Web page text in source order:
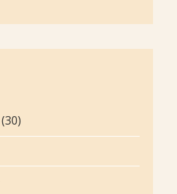
(30)